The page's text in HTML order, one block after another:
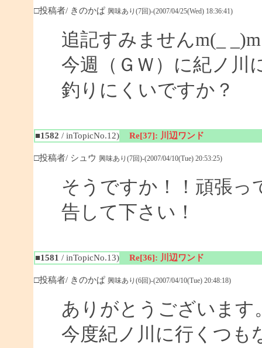
□投稿者/ きのかぱ 興味あり(7回)-(2007/04/25(Wed) 18:36:41)
追記すみませんm(_ _)m
今週（ＧＷ）に紀ノ川
釣りにくいですか？
■1582 / inTopicNo.12) Re[37]: 川辺ワンド
□投稿者/ シュウ 興味あり(7回)-(2007/04/10(Tue) 20:53:25)
そうですか！！頑張っ
告して下さい！
■1581 / inTopicNo.13) Re[36]: 川辺ワンド
□投稿者/ きのかぱ 興味あり(6回)-(2007/04/10(Tue) 20:48:18)
ありがとうございます
今度紀ノ川に行くつも